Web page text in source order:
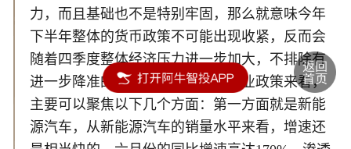
力，而且基础也不是特别牢固，那么就意味今年
下半年整体的货币政策不可能出现收紧，反而会
随着四季度整体经济压力进一步加大，不排除有
进一步降准的可能性。从整体的行业政策来看，
主要可以聚焦以下几个方面：第一方面就是新能
源汽车，从新能源汽车的销量水平来看，增速还